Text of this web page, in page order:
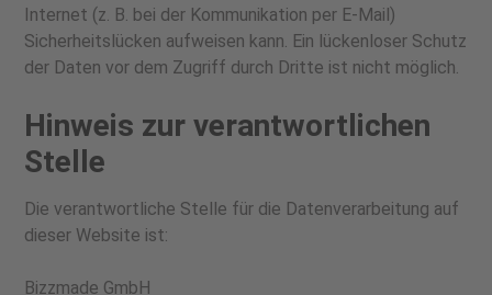
Internet (z. B. bei der Kommunikation per E-Mail)
Sicherheitslücken aufweisen kann. Ein lückenloser Schutz
der Daten vor dem Zugriff durch Dritte ist nicht möglich.
Hinweis zur verantwortlichen
Stelle
Die verantwortliche Stelle für die Datenverarbeitung auf
dieser Website ist:
Bizzmade GmbH